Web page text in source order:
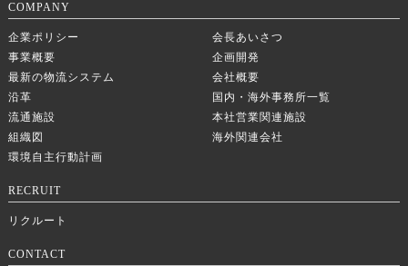
COMPANY
企業ポリシー
会長あいさつ
事業概要
企画開発
最新の物流システム
会社概要
沿革
国内・海外事務所一覧
流通施設
本社営業関連施設
組織図
海外関連会社
環境自主行動計画
RECRUIT
リクルート
CONTACT